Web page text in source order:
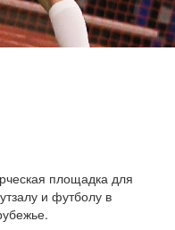
площадка для
и футболу в